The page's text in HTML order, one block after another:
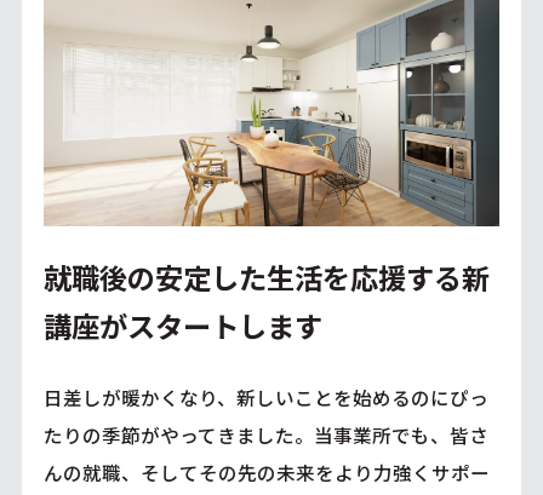
就職後の安定した生活を応援する新
講座がスタートします
日差しが暖かくなり、新しいことを始めるのにぴっ
たりの季節がやってきました。当事業所でも、皆さ
んの就職、そしてその先の未来をより力強くサポー